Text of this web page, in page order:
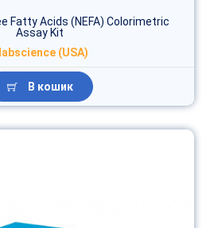
Fatty Acids (NEFA) Colorimetric
Assay Kit
(USA)
В кошик